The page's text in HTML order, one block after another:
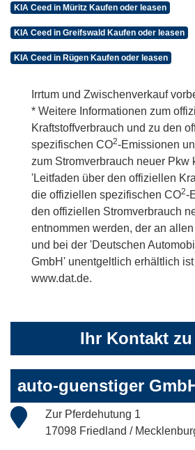
KIA Ceed in Müritz Kaufen oder leasen
KIA Ceed in Greifswald Kaufen oder leasen
KIA Ceed in Rügen Kaufen oder leasen
Irrtum und Zwischenverkauf
* Weitere Informationen zum
Kraftstoffverbrauch und zu den
spezifischen CO2-Emissionen
zum Stromverbrauch neuer Pkw
'Leitfaden über den offiziellen
die offiziellen spezifischen CO2-
den offiziellen Stromverbrauch
entnommen werden, der an
und bei der 'Deutschen
GmbH' unentgeltlich erhältlich
www.dat.de.
Ihr Kontakt
auto-guenstiger
Zur Pferdehutung 1
17098 Friedland /